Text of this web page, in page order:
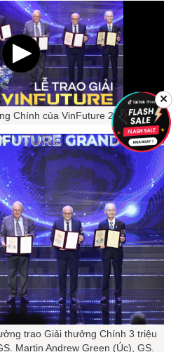
Chính của VinFuture 2023
trao Giải thưởng Chính 3 triệu
Martin Andrew Green (Úc), GS.
✕